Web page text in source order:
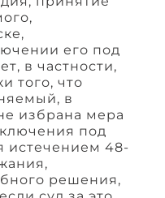
его под
в частности,
того, что
в
избрана мера
под
истечением 48-
решения,